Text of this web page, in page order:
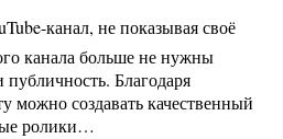
канала больше не нужны
публичность. Благодаря
можно создавать качественный
ролики…